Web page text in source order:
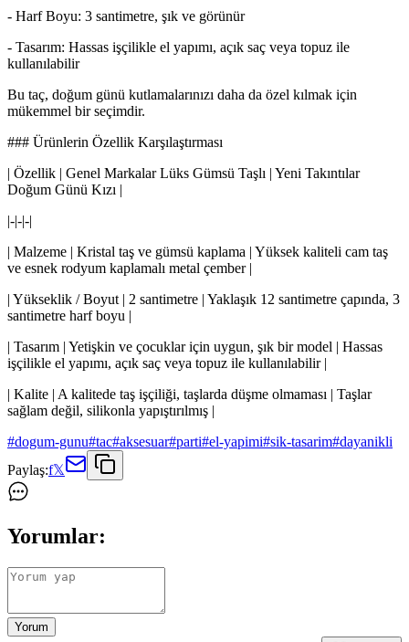
- Harf Boyu: 3 santimetre, şık ve görünür
- Tasarım: Hassas işçilikle el yapımı, açık saç veya topuz ile
kullanılabilir
Bu taç, doğum günü kutlamalarınızı daha da özel kılmak için
mükemmel bir seçimdir.
### Ürünlerin Özellik Karşılaştırması
| Özellik | Genel Markalar Lüks Gümsü Taşlı | Yeni Takıntılar
Doğum Günü Kızı |
|-|-|-|
| Malzeme | Kristal taş ve gümsü kaplama | Yüksek kaliteli cam taş
ve esnek rodyum kaplamalı metal çember |
| Yükseklik / Boyut | 2 santimetre | Yaklaşık 12 santimetre çapında, 3
santimetre harf boyu |
| Tasarım | Yetişkin ve çocuklar için uygun, şık bir model | Hassas
işçilikle el yapımı, açık saç veya topuz ile kullanılabilir |
| Kalite | A kalitede taş işçiliği, taşlarda düşme olmaması | Taşlar
sağlam değil, silikonla yapıştırılmış |
#dogum-gunu#tac#aksesuar#parti#el-yapimi#sik-tasarim#dayanikli
Paylaş:f𝕏
Yorumlar:
Yorum